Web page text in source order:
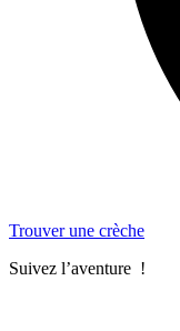
Trouver une crèche
Suivez l’aventure !